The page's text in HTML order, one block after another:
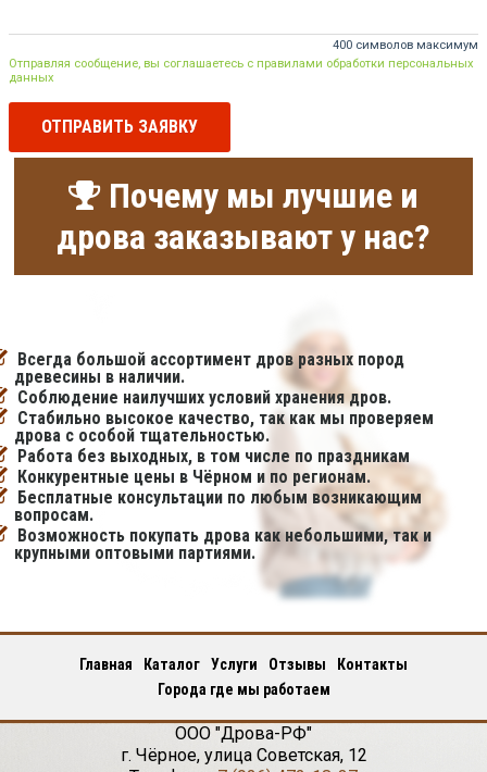
400 символов максимум
Отправляя сообщение, вы соглашаетесь с правилами обработки персональных
данных
ОТПРАВИТЬ ЗАЯВКУ
Почему мы лучшие и
дрова заказывают у нас?
Всегда большой ассортимент дров разных пород
древесины в наличии.
Соблюдение наилучших условий хранения дров.
Стабильно высокое качество, так как мы проверяем
дрова с особой тщательностью.
Работа без выходных, в том числе по праздникам
Конкурентные цены в Чёрном и по регионам.
Бесплатные консультации по любым возникающим
вопросам.
Возможность покупать дрова как небольшими, так и
крупными оптовыми партиями.
Главная Каталог Услуги Отзывы
Контакты
Города где мы работаем
ООО "Дрова-РФ"
г. Чёрное, улица Советская, 12